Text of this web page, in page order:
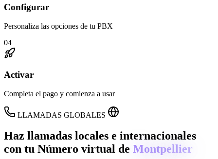
Configurar
Personaliza las opciones de tu PBX
04
Activar
Completa el pago y comienza a usar
LLAMADAS GLOBALES
Haz llamadas locales e internacionales
con tu Número virtual de Montpellier